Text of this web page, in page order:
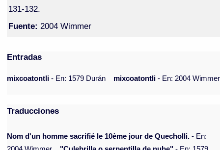
131-132.
Fuente: 2004 Wimmer
Entradas
mixcoatontli- En: 1579 Durán mixcoatontli- En: 2004 Wimmer
Traducciones
Nom d'un homme sacrifié le 10ème jour de Quecholli. - En: